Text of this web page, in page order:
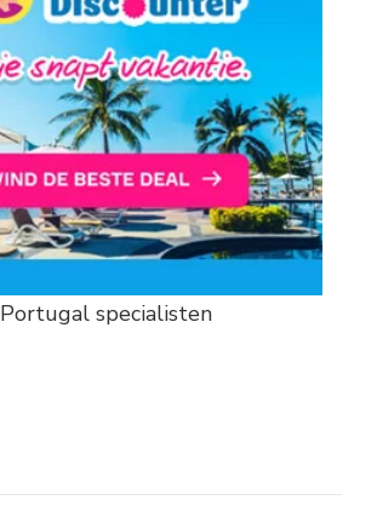
Portugal specialisten